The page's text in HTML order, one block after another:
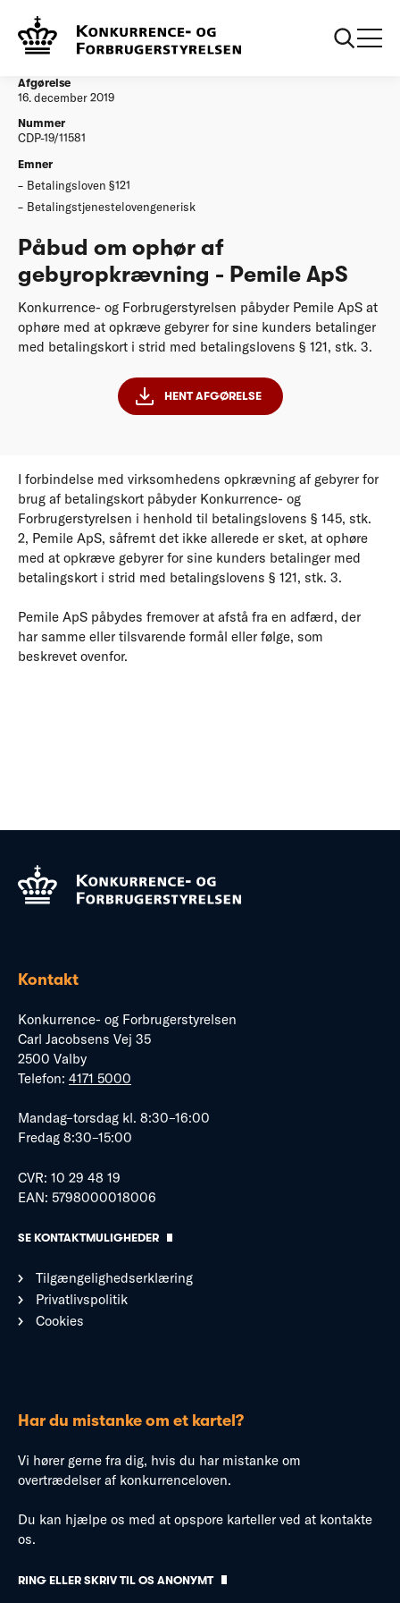
Afgørelser
ApS
Afgørelse
16. december 2019
Nummer
CDP-19/11581
Emner
Betalingsloven §121
Betalingstjenestelovengenerisk
Påbud om ophør af
gebyropkrævning - Pemile ApS
Konkurrence- og Forbrugerstyrelsen påbyder Pemile ApS at
ophøre med at opkræve gebyrer for sine kunders betalinger
med betalingskort i strid med betalingslovens § 121, stk. 3.
HENT AFGØRELSE
I forbindelse med virksomhedens opkrævning af gebyrer for
brug af betalingskort påbyder Konkurrence- og
Forbrugerstyrelsen i henhold til betalingslovens § 145, stk.
2, Pemile ApS, såfremt det ikke allerede er sket, at ophøre
med at opkræve gebyrer for sine kunders betalinger med
betalingskort i strid med betalingslovens § 121, stk. 3.
Pemile ApS påbydes fremover at afstå fra en adfærd, der
har samme eller tilsvarende formål eller følge, som
beskrevet ovenfor.
Kontakt
Konkurrence- og Forbrugerstyrelsen
Carl Jacobsens Vej 35
2500 Valby
Telefon: 4171 5000
Mandag–torsdag kl. 8:30–16:00
Fredag 8:30–15:00
CVR: 10 29 48 19
EAN: 5798000018006
SE KONTAKTMULIGHEDER
Tilgængelighedserklæring
Privatlivspolitik
Cookies
Har du mistanke om et kartel?
Vi hører gerne fra dig, hvis du har mistanke om
overtrædelser af konkurrenceloven.
Du kan hjælpe os med at opspore karteller ved at kontakte
os.
RING ELLER SKRIV TIL OS ANONYMT